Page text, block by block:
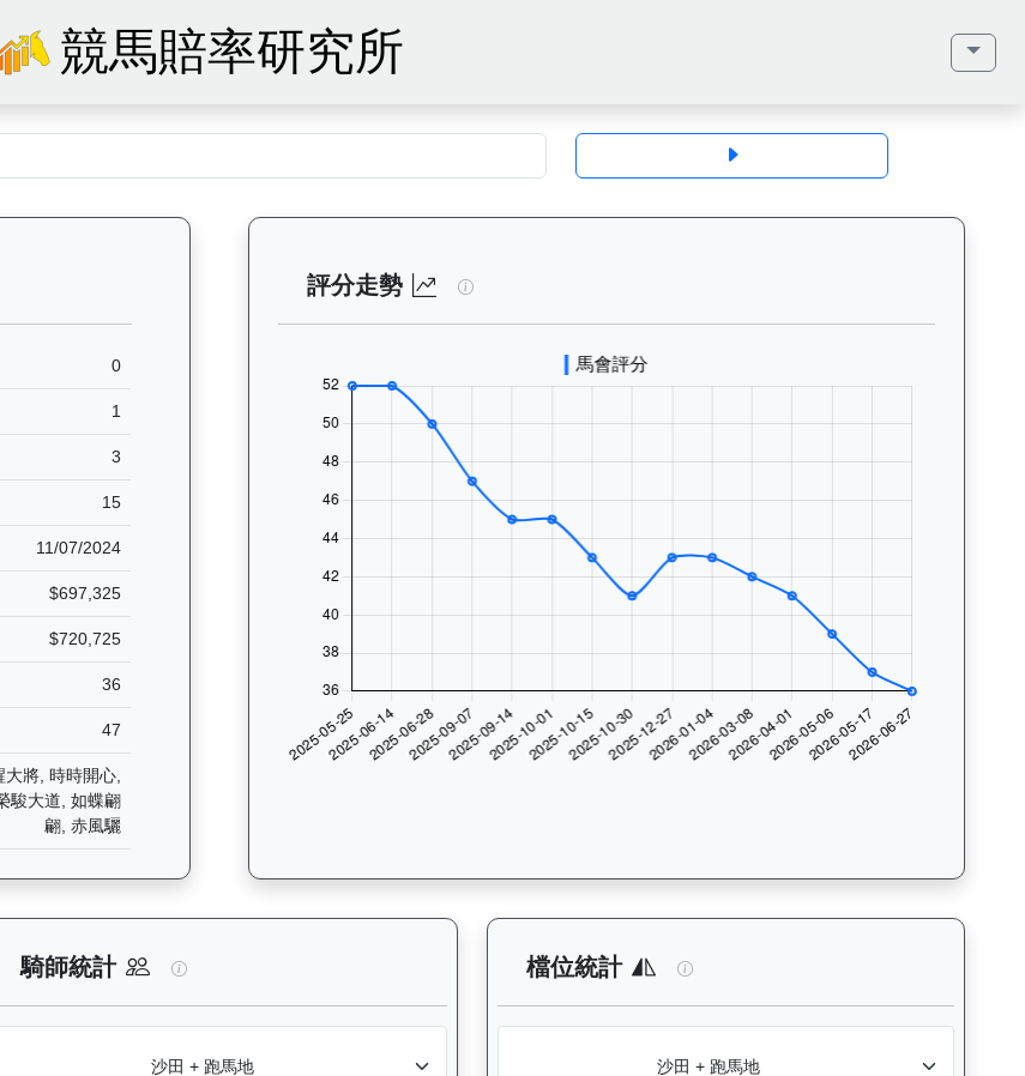
競馬賠率研究所
）— 馬匹基本資料：查看香港賽馬會賽駒的完整檔案，包括練馬師、出生地、馬齡、毛色、
0
1
3
15
11/07/2024
$697,325
$720,725
36
47
將, 時時開心,
駿大道, 如蝶翩
翩, 赤風驪
評分走勢 後無來者（K049）— 評分走勢圖表：追蹤香港賽
析：查看香港賽駒在不同途程距離（1000米至2400米）的出賽次數與入位率統計，支援
騎師統計 後無來者（K049）— 騎師統計分析：查看各騎師策騎此馬匹的出賽次數與
檔位統計 後無來者（K049）— 檔位統